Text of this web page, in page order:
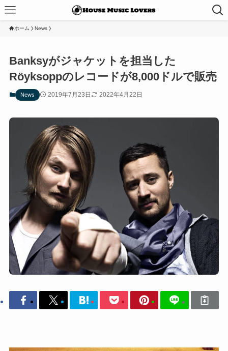
ホーム News
Banksyがジャケットを担当した
Röyksoppのレコードが8,000ドルで販売
News 2019年7月23日 2022年4月22日